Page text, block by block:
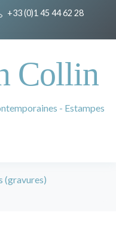
+33 (0)1 45 44 62 28
Collin
- Estampes
(gravures)